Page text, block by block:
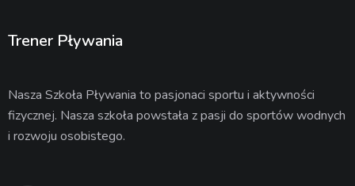
Trener Pływania
Nasza Szkoła Pływania to pasjonaci sportu i aktywności
fizycznej. Nasza szkoła powstała z pasji do sportów wodnych
i rozwoju osobistego.